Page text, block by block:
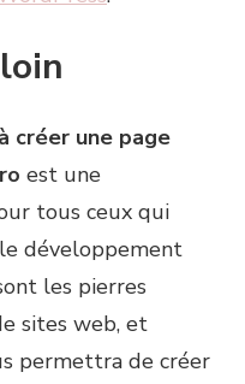
créer une page
est une
tous ceux qui
développement
les pierres
sites web, et
permettra de créer